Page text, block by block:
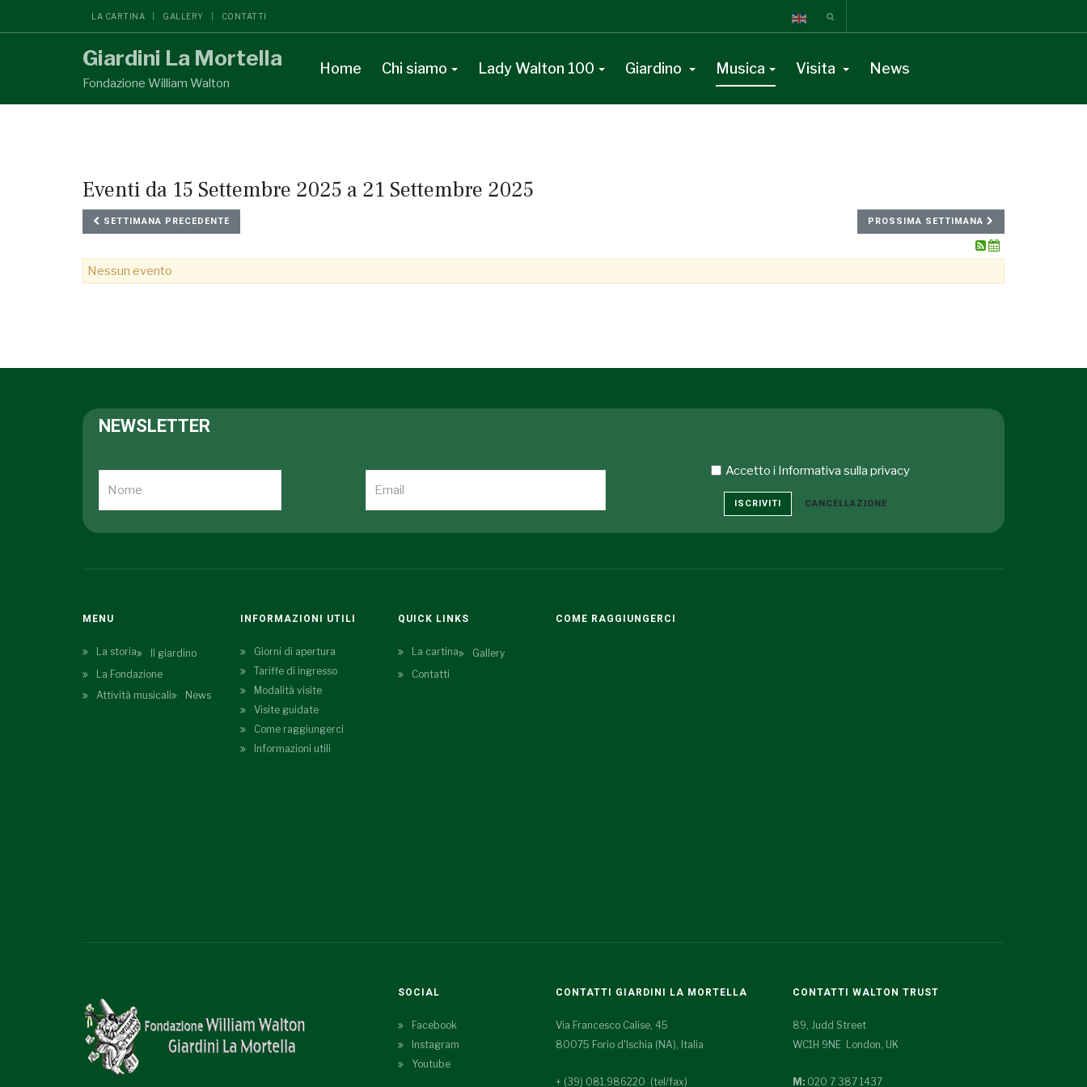
LA CARTINA GALLERY CONTATTI
Giardini La Mortella
Fondazione William Walton
Home Chi siamo Lady Walton 100 Giardino Musica Visita News
Eventi da 15 Settembre 2025 a 21 Settembre 2025
SETTIMANA PRECEDENTE PROSSIMA SETTIMANA
Nessun evento
NEWSLETTER
Accetto i Informativa sulla privacy
ISCRIVITI CANCELLAZIONE
MENU
La storia
Il giardino
La Fondazione
Attività musicali
News
INFORMAZIONI UTILI
Giorni di apertura
Tariffe di ingresso
Modalità visite
Visite guidate
Come raggiungerci
Informazioni utili
QUICK LINKS
La cartina
Gallery
Contatti
COME RAGGIUNGERCI
SOCIAL
Facebook
Instagram
Youtube
CONTATTI GIARDINI LA MORTELLA
Via Francesco Calise, 45
80075 Forio d'Ischia (NA), Italia
+ (39) 081.986220 (tel/fax)
CONTATTI WALTON TRUST
89, Judd Street
WC1H 9NE London, UK
M:020 7 387 1437